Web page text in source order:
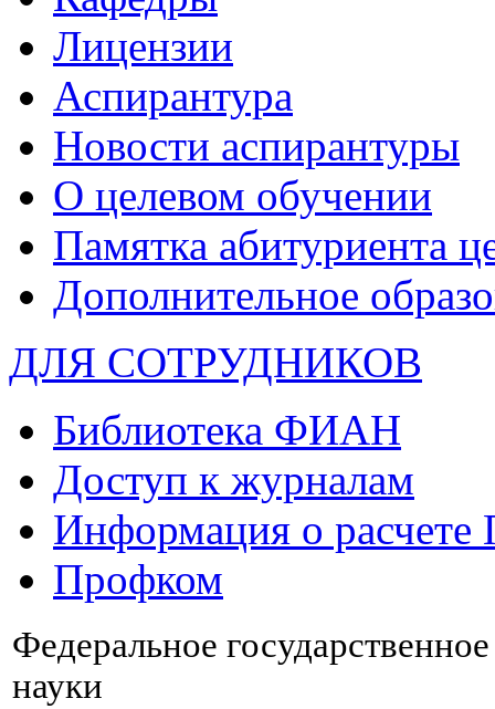
Лицензии
Аспирантура
Новости аспирантуры
О целевом обучении
Памятка абитуриента
Дополнительное
ДЛЯ СОТРУДНИКОВ
Библиотека ФИАН
Доступ к журналам
Информация о
Профком
Федеральное
науки